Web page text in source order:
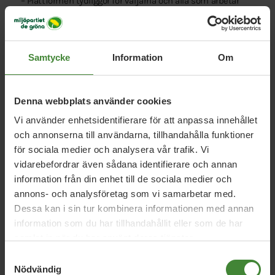
Samtycke Information Om
Denna webbplats använder cookies
Vi använder enhetsidentifierare för att anpassa innehållet
och annonserna till användarna, tillhandahålla funktioner
för sociala medier och analysera vår trafik. Vi
vidarebefordrar även sådana identifierare och annan
information från din enhet till de sociala medier och
annons- och analysföretag som vi samarbetar med.
Dessa kan i sin tur kombinera informationen med annan
information som du har tillhandahållit eller som de har
Nödvändig
inom regionen vilka våra viktigaste frågor är och hur vi
kommer att jobba med dem, säger Stefan Olsson.
KONTAKT
070-755 38 86
Johan Eriksson, politisk sekreterare, M
018-611 60 27
Johan Örjes, C, regionråd
070-611 52 51
Olle Romlin, politisk sekreterare, C
072-217 32 78
070-818 42 64